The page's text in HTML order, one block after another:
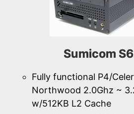
Sumicom
Fully functional P4/
Northwood 2.0Ghz ~
w/512KB L2 Cache